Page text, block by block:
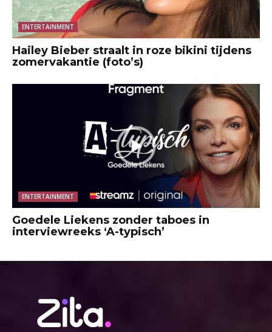
ENTERTAINMENT
Hailey Bieber straalt in roze bikini tijdens
zomervakantie (foto’s)
ENTERTAINMENT
Goedele Liekens zonder taboes in
interviewreeks ‘A-typisch’